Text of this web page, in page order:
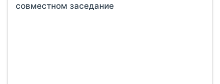
совместном заседание